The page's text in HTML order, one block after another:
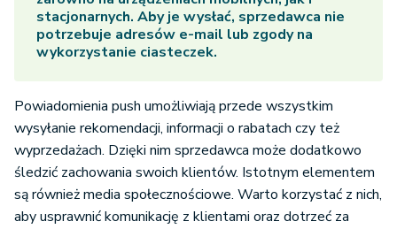
stacjonarnych. Aby je wysłać, sprzedawca nie
potrzebuje adresów e-mail lub zgody na
wykorzystanie ciasteczek.
Powiadomienia push umożliwiają przede wszystkim
wysyłanie rekomendacji, informacji o rabatach czy też
wyprzedażach. Dzięki nim sprzedawca może dodatkowo
śledzić zachowania swoich klientów. Istotnym elementem
są również media społecznościowe. Warto korzystać z nich,
aby usprawnić komunikację z klientami oraz dotrzeć za